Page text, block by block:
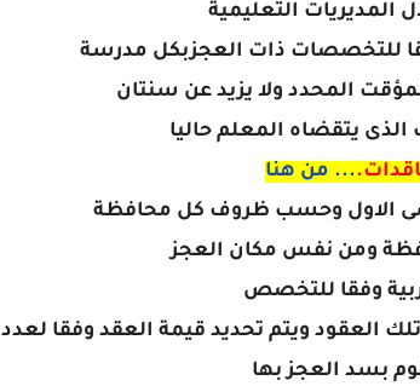
المديريات التعليمية
للتخصصات ذات العجزبكل مدرسة
المحدد ولا يزيد عن سنتان
يتقضاه المعلم حاليا
... من هنا
الاول وحسب ظروف كل محافظة
ومن نفس مكان العجز
وفقا للتخصص
العقود ويتم تحديد قيمة العقد وفقا لعدد
بسد العجز بها